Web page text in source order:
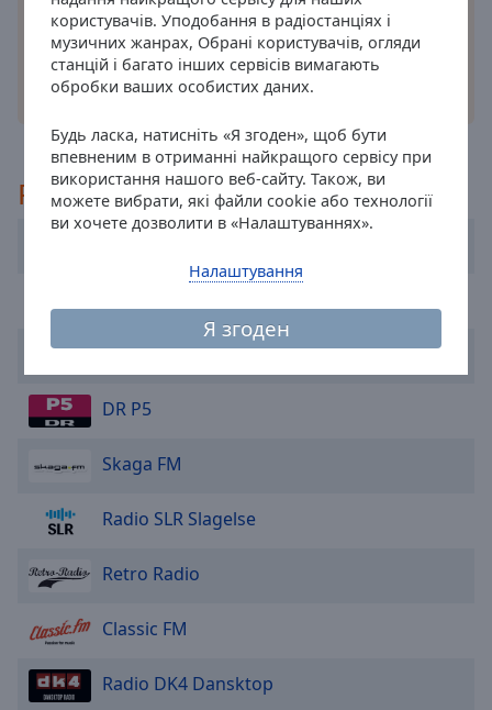
користувачів. Уподобання в радіостанціях і
музичних жанрах, Обрані користувачів, огляди
станцій і багато інших сервісів вимагають
обробки ваших особистих даних.
Будь ласка, натисніть «Я згоден», щоб бути
впевненим в отриманні найкращого сервісу при
використання нашого веб-сайту. Також, ви
можете вибрати, які файли cookie або технології
ви хочете дозволити в «Налаштуваннях».
Я згоден
Налаштування
cancel
Color
Background
Color
Opacity
Color
Opacity
Font
інші варіанти
Рекомендовані
Radio Globus
DR P5
Skaga FM
Radio SLR Slagelse
Retro Radio
Classic FM
Radio DK4 Dansktop